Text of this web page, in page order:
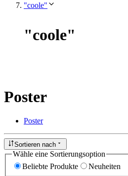
"coole"
"coole"
Poster
Poster
Sortieren nach
Wähle eine Sortierungsoption
Beliebte Produkte
Neuheiten